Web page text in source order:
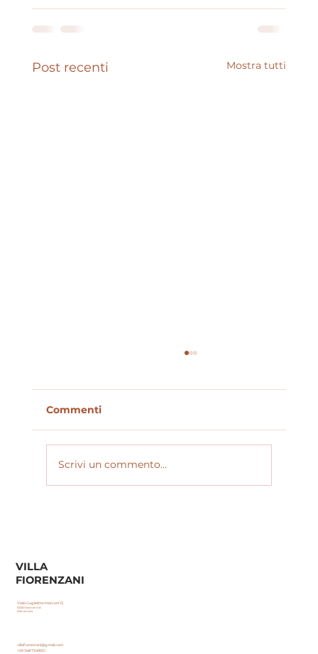
Post recenti Mostra tutti
Commenti
Scrivi un commento...
VILLA
FIORENZANI
Viale Guglielmo Marconi 13
53030 Radicondoli
(Siena) Italia
villafiorenzani@gmail.com
+39 348 7349921